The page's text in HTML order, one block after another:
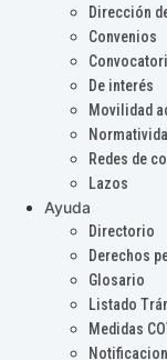
Dirección
Convenios
De interés
Movilidad
Redes de
Lazos
Ayuda
Directorio
Derechos
Glosario
Listado
Medidas